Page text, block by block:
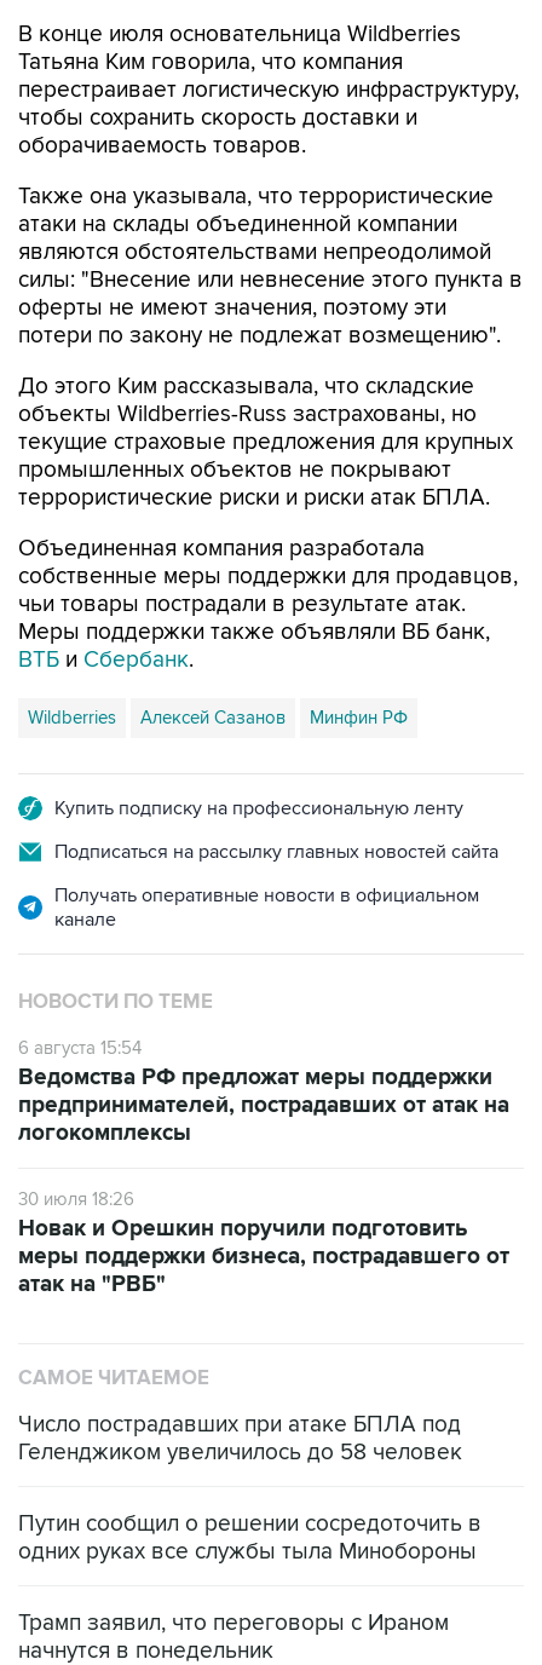
В конце июля основательница Wildberries
Татьяна Ким говорила, что компания
перестраивает логистическую инфраструктуру,
чтобы сохранить скорость доставки и
оборачиваемость товаров.
Также она указывала, что террористические
атаки на склады объединенной компании
являются обстоятельствами непреодолимой
силы: "Внесение или невнесение этого пункта в
оферты не имеют значения, поэтому эти
потери по закону не подлежат возмещению".
До этого Ким рассказывала, что складские
объекты Wildberries-Russ застрахованы, но
текущие страховые предложения для крупных
промышленных объектов не покрывают
террористические риски и риски атак БПЛА.
Объединенная компания разработала
собственные меры поддержки для продавцов,
чьи товары пострадали в результате атак.
Меры поддержки также объявляли ВБ банк,
ВТБ и Сбербанк.
Wildberries Алексей Сазанов Минфин РФ
Купить подписку на профессиональную ленту
Подписаться на рассылку главных новостей сайта
Получать оперативные новости в официальном
канале
НОВОСТИ ПО ТЕМЕ
6 августа 15:54
Ведомства РФ предложат меры поддержки
предпринимателей, пострадавших от атак на
логокомплексы
30 июля 18:26
Новак и Орешкин поручили подготовить
меры поддержки бизнеса, пострадавшего от
атак на "РВБ"
САМОЕ ЧИТАЕМОЕ
Число пострадавших при атаке БПЛА под
Геленджиком увеличилось до 58 человек
Путин сообщил о решении сосредоточить в
одних руках все службы тыла Минобороны
Трамп заявил, что переговоры с Ираном
начнутся в понедельник